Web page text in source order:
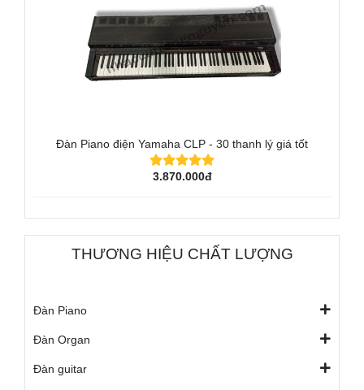
Đàn Piano điện Yamaha CLP - 30 thanh lý giá tốt
3.870.000đ
THƯƠNG HIỆU CHẤT LƯỢNG
Đàn Piano
Đàn Organ
Đàn guitar